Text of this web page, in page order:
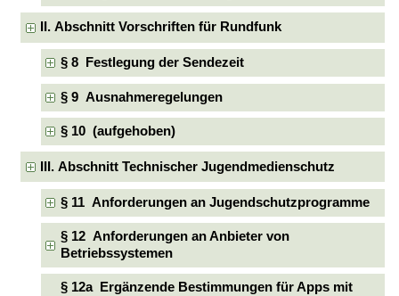
II. Abschnitt Vorschriften für Rundfunk
§ 8 Festlegung der Sendezeit
§ 9 Ausnahmeregelungen
§ 10 (aufgehoben)
III. Abschnitt Technischer Jugendmedienschutz
§ 11 Anforderungen an Jugendschutzprogramme
§ 12 Anforderungen an Anbieter von
Betriebssystemen
§ 12a Ergänzende Bestimmungen für Apps mit